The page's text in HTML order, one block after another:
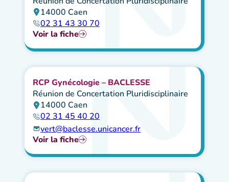
14000 Caen
02 31 43 30 70
Voir la fiche
RCP Gynécologie – BACLESSE
Réunion de Concertation Pluridisciplinaire
14000 Caen
02 31 45 40 20
vert@baclesse.unicancer.fr
Voir la fiche